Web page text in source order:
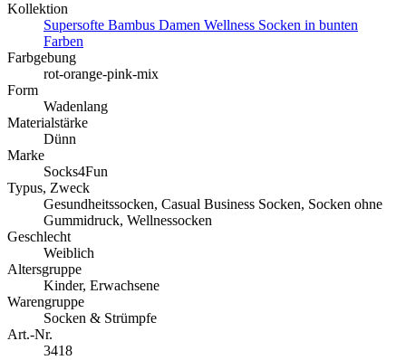
Kollektion
Supersofte Bambus Damen Wellness Socken in bunten
Farben
Farbgebung
rot-orange-pink-mix
Form
Wadenlang
Materialstärke
Dünn
Marke
Socks4Fun
Typus, Zweck
Gesundheitssocken, Casual Business Socken, Socken ohne
Gummidruck, Wellnessocken
Geschlecht
Weiblich
Altersgruppe
Kinder, Erwachsene
Warengruppe
Socken & Strümpfe
Art.-Nr.
3418